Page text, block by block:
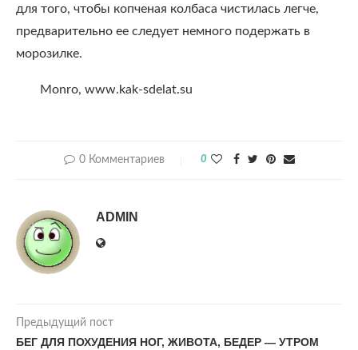
для того, чтобы копченая колбаса чистилась легче,
предварительно ее следует немного подержать в
морозилке.
Monro, www.kak-sdelat.su
0 Комментариев 0
ADMIN
Предыдущий пост
БЕГ ДЛЯ ПОХУДЕНИЯ НОГ, ЖИВОТА, БЕДЕР — УТРОМ